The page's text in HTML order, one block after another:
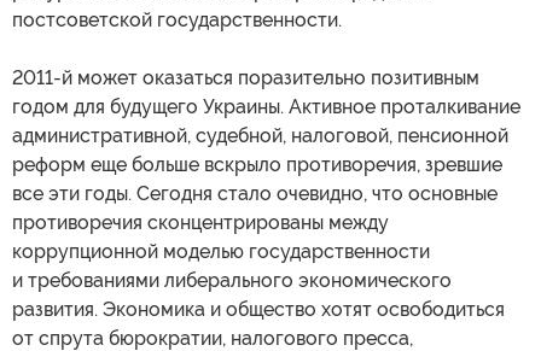
постсоветской государственности.
2011-й может оказаться поразительно позитивным
годом для будущего Украины. Активное проталкивание
административной, судебной, налоговой, пенсионной
реформ еще больше вскрыло противоречия, зревшие
все эти годы. Сегодня стало очевидно, что основные
противоречия сконцентрированы между
коррупционной моделью государственности
и требованиями либерального экономического
развития. Экономика и общество хотят освободиться
от спрута бюрократии, налогового пресса,